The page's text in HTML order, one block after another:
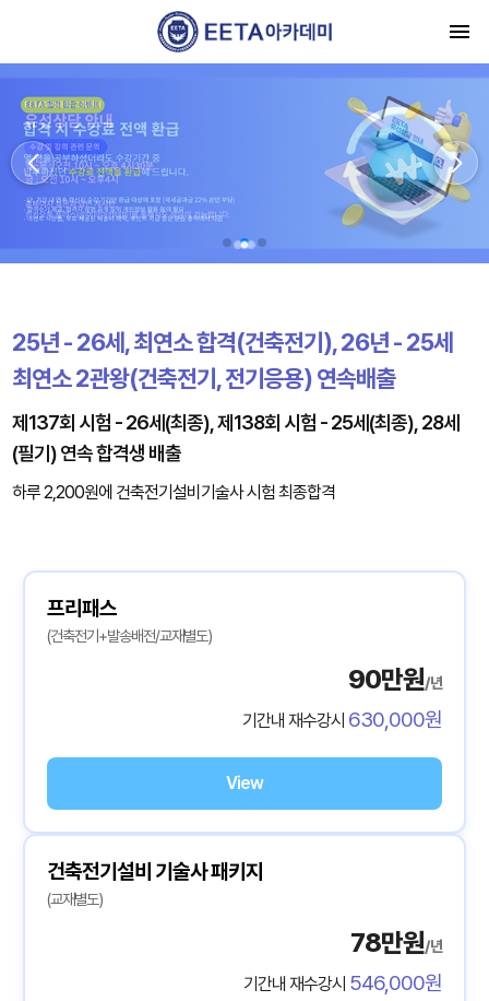
25년 - 26세, 최연소 합격(건축전기), 26년 - 25세
최연소 2관왕(건축전기, 전기응용) 연속배출
제137회 시험 - 26세(최종), 제138회 시험 - 25세(최종), 28세
(필기) 연속 합격생 배출
하루 2,200원에 건축전기설비기술사 시험 최종합격
프리패스
(건축전기+발송배전/교재별도)
90만원/년
기간내 재수강시 630,000원
View
건축전기설비 기술사 패키지
(교재별도)
78만원/년
기간내 재수강시 546,000원